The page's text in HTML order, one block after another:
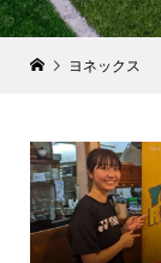
ヨネックス